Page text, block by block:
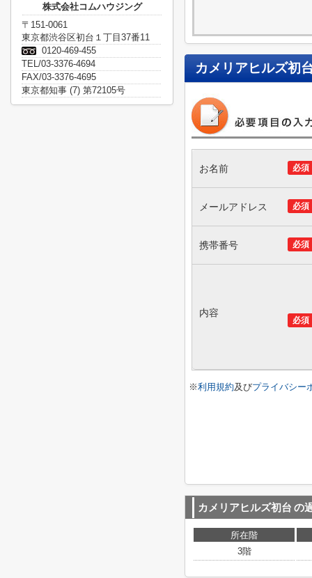
カメリアヒルズ初
必須
お名前
必須
メールアドレス
必須
携帯番号
必須
内容
※利用規約及びプライバシー
カメリアヒルズ初台 の
所在階
3階
株式会社コムハウジング
〒151-0061
東京都渋谷区初台１丁目37番11
0120-469-455
TEL/03-3376-4694
FAX/03-3376-4695
東京都知事 (7) 第72105号